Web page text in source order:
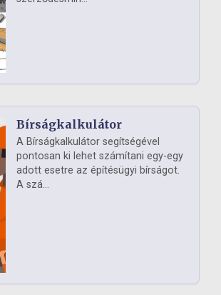
Bírságkalkulátor
A Bírságkalkulátor segítségével
pontosan ki lehet számítani egy-egy
adott esetre az építésügyi bírságot.
A szá...